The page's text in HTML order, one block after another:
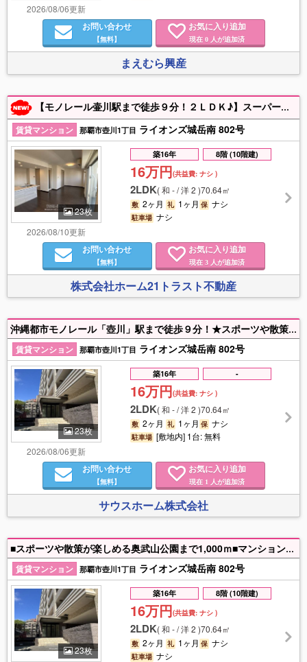
2026/08/06更新
お問い合わせ
【無料】
お気に入り追加
現在 0 人が追加済
まえむら興産
【モノレール壷川駅まで徒歩９分！２ＬＤＫ♪】スーパー・コンビニまで徒歩5分圏内☆人気の対面キッチン☆マンション前に公園あり☆ファミリーにおすすめ☆オートロックで安心☆浴室乾燥機☆分譲マンションの１室♪
賃貸マンション 那覇市壺川1丁目 ライオンズ城岳南 802号
23枚
2026/08/10更新
築16年 8階 (10階建)
16万円(共益費:ナシ )
2LDK(和 - / 洋 2 )70.64㎡
敷 2ヶ月 礼 1ヶ月保 ナシ
駐車場 ナシ
お問い合わせ
【無料】
お気に入り追加
現在 3 人が追加済
株式会社ホーム21トラスト不動産
沖縄都市モノレール「壺川」駅まで徒歩９分！★スポーツや散策が楽しめる奥武山公園まで1000ｍ★マンション前に公園があり、緑豊かな立地です(*'ω'*)！
賃貸マンション 那覇市壺川1丁目 ライオンズ城岳南 802号
23枚
2026/08/06更新
築16年 -
16万円(共益費:ナシ )
2LDK(和 - / 洋 2 )70.64㎡
敷 2ヶ月 礼 1ヶ月保 ナシ
駐車場 [敷地内] 1台: 無料
お問い合わせ
【無料】
お気に入り追加
現在 1 人が追加済
サウスホーム株式会社
■スポーツや散策が楽しめる奥武山公園まで1,000ｍ■マンション前に公園があり、緑豊かな立地です！！ サンエーＶ２１つぼがわ食品館 3.8 (244)まで300m／ザ・ビッグエクスプレス壺川店まで280m／A-プライス 那覇店まで350m／タウンプラザかねひで 壺川店まで700m／ドン・キホーテ 那覇壺川店まで930m／那覇中央郵便局まで450m／沖縄県立図書館まで1100m／那覇地方法務局まで850m
賃貸マンション 那覇市壺川1丁目 ライオンズ城岳南 802号
23枚
築16年 8階 (10階建)
16万円(共益費:ナシ )
2LDK(和 - / 洋 2 )70.64㎡
敷 2ヶ月 礼 1ヶ月保 ナシ
駐車場 ナシ